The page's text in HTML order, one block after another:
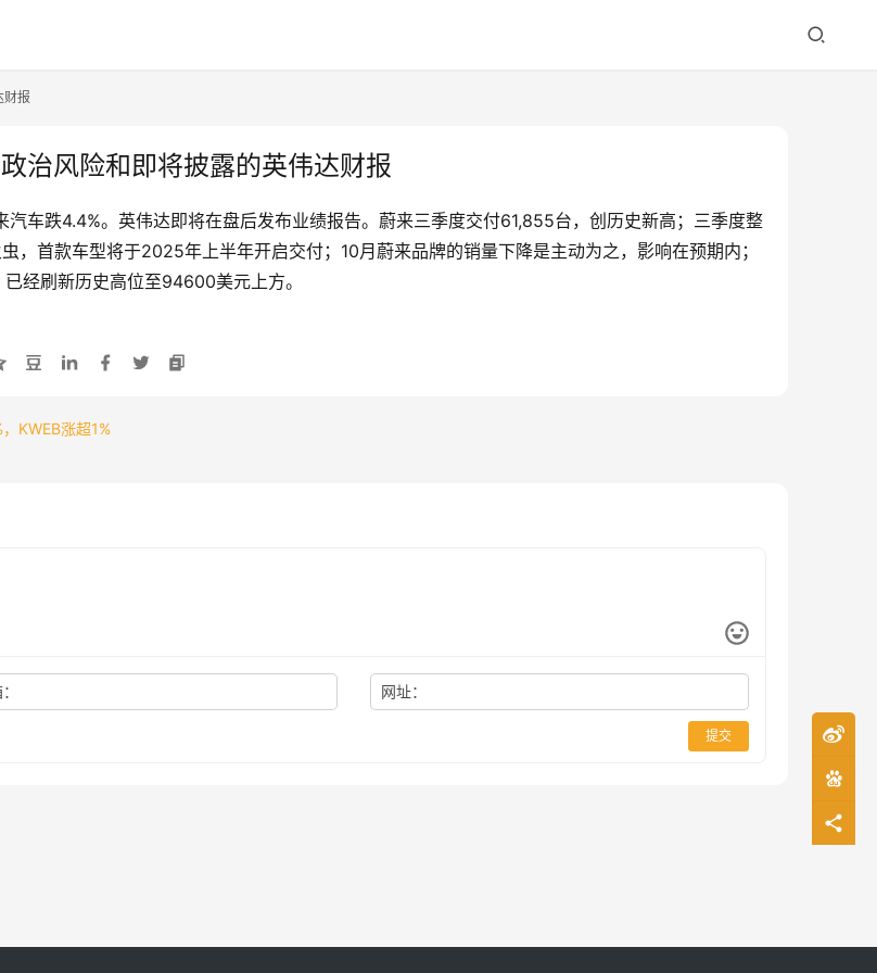
财报
治风险和即将披露的英伟达财报
汽车跌4.4%。英伟达即将在盘后发布业绩报告。蔚来三季度交付61,855台，创历史新高；三季度整
，首款车型将于2025年上半年开启交付；10月蔚来品牌的销量下降是主动为之，影响在预期内；
经刷新历史高位至94600美元上方。
KWEB涨超1%
网址：
提交